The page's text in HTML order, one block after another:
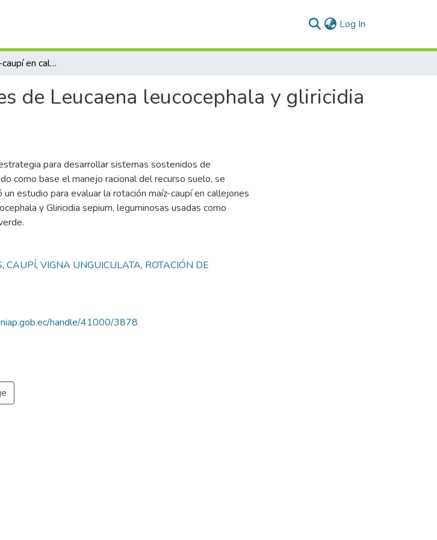
Log In
Rotación maíz -caupí en callejones de Leucaena leucocephala y gliricidia sepium
de Leucaena leucocephala y gliricidia
para desarrollar sistemas sostenidos de
como base el manejo racional del recurso suelo, se
estudio para evaluar la rotación maíz-caupí en callejones
y Gliricidia sepium, leguminosas usadas como
, CAUPÍ, VIGNA UNGUICULATA, ROTACIÓN DE
handle/41000/3878